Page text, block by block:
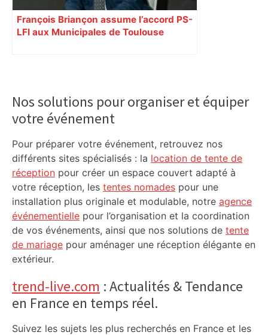
François Briançon assume l’accord PS-
LFI aux Municipales de Toulouse
Sidebar
Nos solutions pour organiser et équiper
votre événement
Pour préparer votre événement, retrouvez nos
différents sites spécialisés : la location de tente de
réception pour créer un espace couvert adapté à
votre réception, les tentes nomades pour une
installation plus originale et modulable, notre agence
événementielle pour l’organisation et la coordination
de vos événements, ainsi que nos solutions de tente
de mariage pour aménager une réception élégante en
extérieur.
trend-live.com : Actualités & Tendance
en France en temps réel.
Suivez les sujets les plus recherchés en France et les